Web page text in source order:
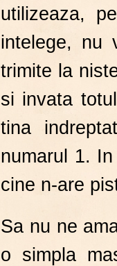
utilizeaza,
intelege, nu
trimite la
si invata
tina
numarul 1.
cine n-are
Sa nu ne
o simpla